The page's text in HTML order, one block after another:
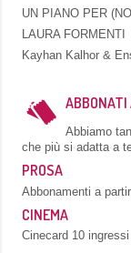
UN PIANO PER
LAURA FORMENTI
Kayhan Kalhor &
ABBONATI
Abbiamo
che più si adatta a
PROSA
Abbonamenti a
CINEMA
Cinecard 10